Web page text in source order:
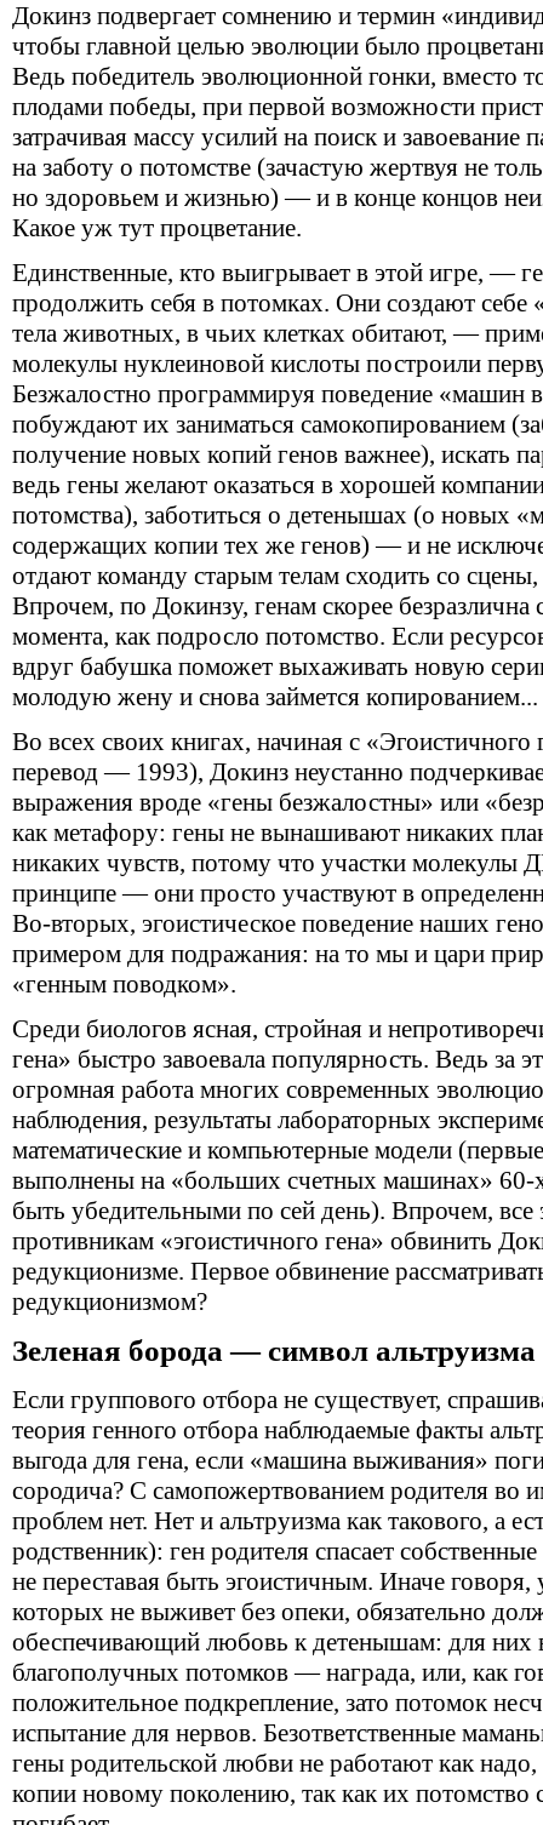
Докинз подвергает сомнению и термин
чтобы главной целью эволюции было
Ведь победитель эволюционной гонки, вместо
плодами победы, при первой возможности
затрачивая массу усилий на поиск и завоевание
на заботу о потомстве (зачастую жертвуя не
но здоровьем и жизнью) — и в конце концов
Какое уж тут процветание.
Единственные, кто выигрывает в этой игре, —
продолжить себя в потомках. Они создают
тела животных, в чьих клетках обитают, —
молекулы нуклеиновой кислоты построили
Безжалостно программируя поведение «машин
побуждают их заниматься самокопированием
получение новых копий генов важнее), искать
ведь гены желают оказаться в хорошей
потомства), заботиться о детенышах (о новых
содержащих копии тех же генов) — и не
отдают команду старым телам сходить со
Впрочем, по Докинзу, генам скорее безразлична
момента, как подросло потомство. Если
вдруг бабушка поможет выхаживать новую
молодую жену и снова займется копированием...
Во всех своих книгах, начиная с «Эгоистичного
перевод — 1993), Докинз неустанно
выражения вроде «гены безжалостны» или
как метафору: гены не вынашивают никаких
никаких чувств, потому что участки молекулы
принципе — они просто участвуют в
Во-вторых, эгоистическое поведение наших
примером для подражания: на то мы и цари
«генным поводком».
Среди биологов ясная, стройная и
гена» быстро завоевала популярность. Ведь за
огромная работа многих современных
наблюдения, результаты лабораторных
математические и компьютерные модели
выполнены на «больших счетных машинах» 60-
быть убедительными по сей день). Впрочем,
противникам «эгоистичного гена» обвинить
редукционизме. Первое обвинение
редукционизмом?
Зеленая борода — символ альтруизма
Если группового отбора не существует,
теория генного отбора наблюдаемые факты
выгода для гена, если «машина выживания»
сородича? С самопожертвованием родителя во
проблем нет. Нет и альтруизма как такового, а
родственник): ген родителя спасает
не переставая быть эгоистичным. Иначе
которых не выживет без опеки, обязательно
обеспечивающий любовь к детенышам: для них
благополучных потомков — награда, или, как
положительное подкрепление, зато потомок
испытание для нервов. Безответственные
гены родительской любви не работают как
копии новому поколению, так как их